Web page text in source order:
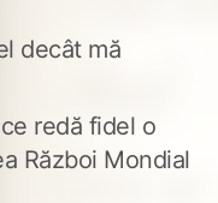
decât mă
redă fidel o
Război Mondial